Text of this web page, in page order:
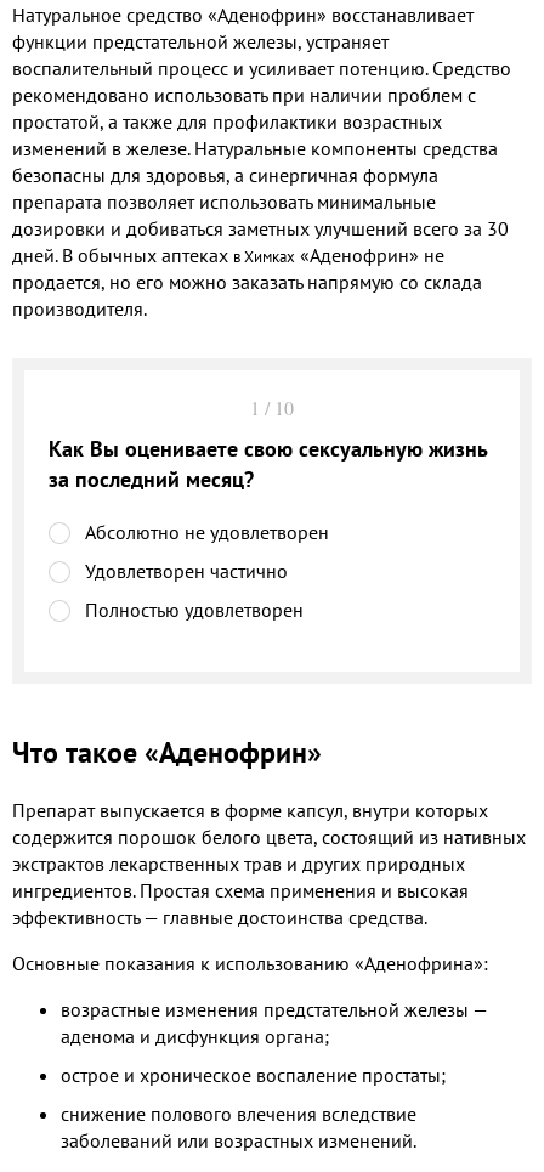
Натуральное средство «Аденофрин» восстанавливает
функции предстательной железы, устраняет
воспалительный процесс и усиливает потенцию. Средство
рекомендовано использовать при наличии проблем с
простатой, а также для профилактики возрастных
изменений в железе. Натуральные компоненты средства
безопасны для здоровья, а синергичная формула
препарата позволяет использовать минимальные
дозировки и добиваться заметных улучшений всего за 30
дней. В обычных аптеках в Химках «Аденофрин» не
продается, но его можно заказать напрямую со склада
производителя.
1 / 10
Как Вы оцениваете свою сексуальную жизнь
за последний месяц?
Абсолютно не удовлетворен
Удовлетворен частично
Полностью удовлетворен
Что такое «Аденофрин»
Препарат выпускается в форме капсул, внутри которых
содержится порошок белого цвета, состоящий из нативных
экстрактов лекарственных трав и других природных
ингредиентов. Простая схема применения и высокая
эффективность — главные достоинства средства.
Основные показания к использованию «Аденофрина»:
возрастные изменения предстательной железы —
аденома и дисфункция органа;
острое и хроническое воспаление простаты;
снижение полового влечения вследствие
заболеваний или возрастных изменений.